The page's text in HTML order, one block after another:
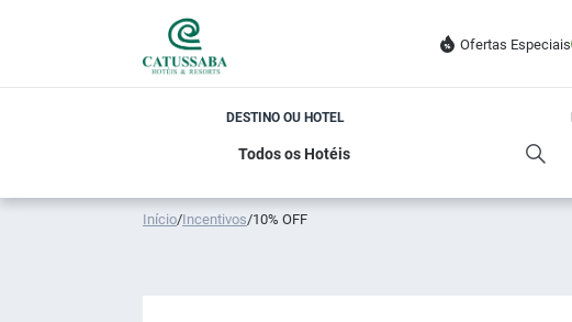
Ofertas Especiais
DESTINO OU HOTEL
Início/Incentivos/10% OFF